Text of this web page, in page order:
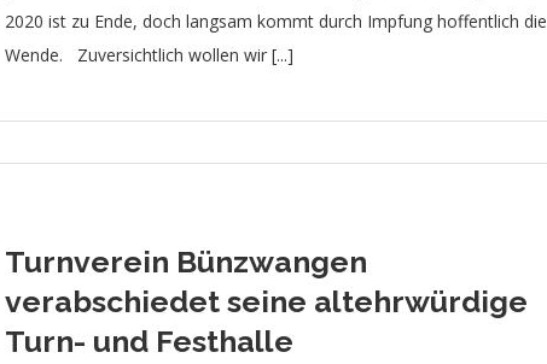
2020 ist zu Ende, doch langsam kommt durch Impfung hoffentlich die
Wende. Zuversichtlich wollen wir [...]
Turnverein Bünzwangen
verabschiedet seine altehrwürdige
Turn- und Festhalle